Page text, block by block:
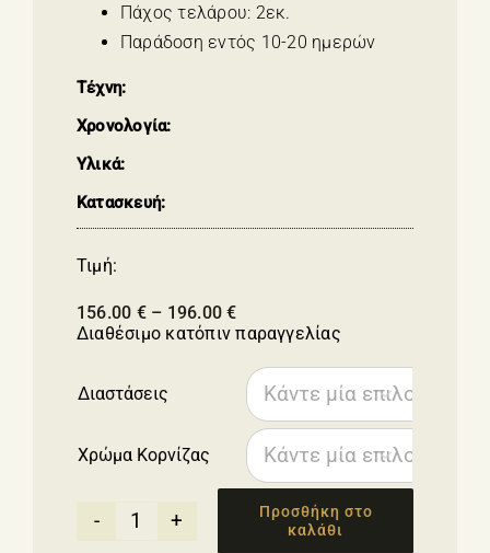
Πάχος τελάρου: 2εκ.
Παράδοση εντός 10-20 ημερών
Τέχνη:
Χρονολογία:
Υλικά:
Κατασκευή:
Τιμή:
156.00 € – 196.00€Price
range:
through
196.00 €
Διαθέσιμο κατόπιν παραγγελίας
Διαστάσεις 
Χρώμα Κορνίζας 
Καμβάς
Προσθήκη στο
καλάθι